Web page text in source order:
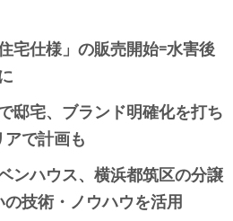
宅仕様」の販売開始=水害後
邸宅、ブランド明確化を打ち
で計画も
ンハウス、横浜都筑区の分譲
技術・ノウハウを活用